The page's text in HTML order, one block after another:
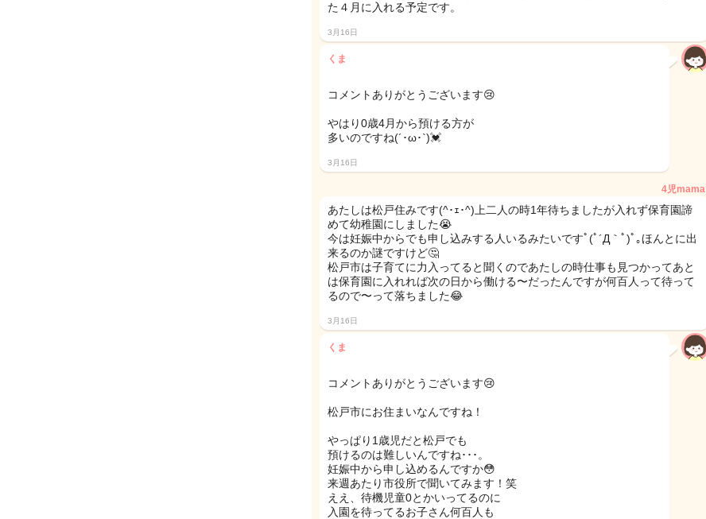
た４月に入れる予定です。
3月16日
くま
コメントありがとうございます😢
やはり0歳4月から預ける方が
多いのですね(´･ω･`)💓
3月16日
4児mama
あたしは松戸住みです(^･ｪ･^)上二人の時1年待ちましたが入れず保育園諦
めて幼稚園にしました😭
今は妊娠中からでも申し込みする人いるみたいですﾟ(ﾟ´Д｀ﾟ)ﾟ｡ほんとに出
来るのか謎ですけど🤔
松戸市は子育てに力入ってると聞くのであたしの時仕事も見つかってあと
は保育園に入れれば次の日から働ける〜だったんですが何百人って待って
るので〜って落ちました😂
3月16日
くま
コメントありがとうございます😢
松戸市にお住まいなんですね！
やっぱり1歳児だと松戸でも
預けるのは難しいんですね･･･。
妊娠中から申し込めるんですか😳
来週あたり市役所で聞いてみます！笑
ええ、待機児童0とかいってるのに
入園を待ってるお子さん何百人も